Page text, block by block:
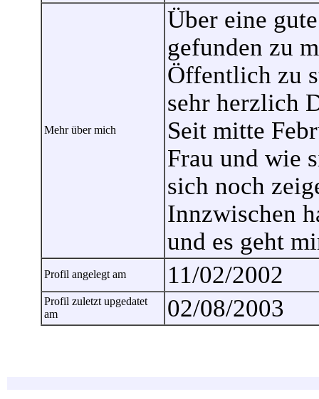
Mehr über mich
Über eine
gefunden zu
Öffentlich zu
sehr herzlich
Seit mitte
Frau und wie
sich noch
Innzwischen
und es geht
Profil angelegt am 11/02/2002
Profil zuletzt upgedatet
am
02/08/2003